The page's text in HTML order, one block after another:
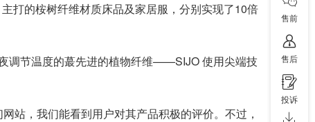
打的桉树纤维材质床品及家居服，分别实现了10倍
调节温度的蕞先进的植物纤维——SIJO 使用尖端技
站，我们能看到用户对其产品积极的评价。不过，
售前
售后
投诉